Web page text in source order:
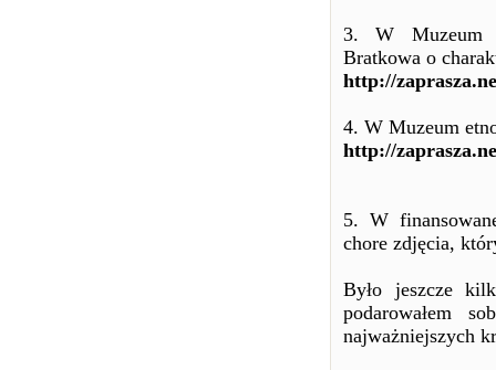
3. W Muzeum
Bratkowa o
http://
4. W Muzeum
http://
5. W
chore zdjęcia,
Było jeszcze
podarowałem
najważniejszych